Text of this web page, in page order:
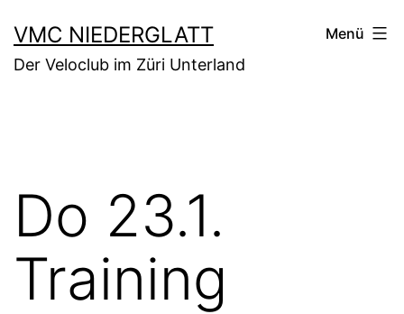
Inhalt
springen
VMC NIEDERGLATT
Der Veloclub im Züri Unterland
Menü
Do 23.1.
Training